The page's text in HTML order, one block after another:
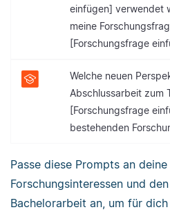
einfügen] verwendet
meine
[Forschungsfrage
Welche neuen
Abschlussarbeit zum
[Forschungsfrage
bestehenden
Passe diese Prompts an
Forschungsinteressen und
Bachelorarbeit an, um für